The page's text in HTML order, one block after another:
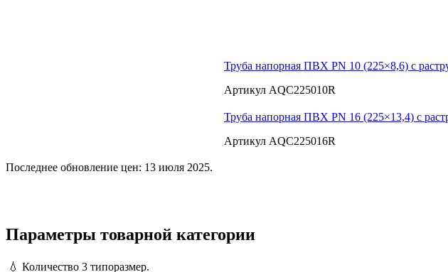
Труба напорная ПВХ PN 10 (225×8,6) с
Артикул AQC225010R
Труба напорная ПВХ PN 16 (225×13,4) с
Артикул AQC225016R
Последнее обновление цен: 13 июля 2025.
Параметры товарной категории
💧 Количество 3 типоразмер.